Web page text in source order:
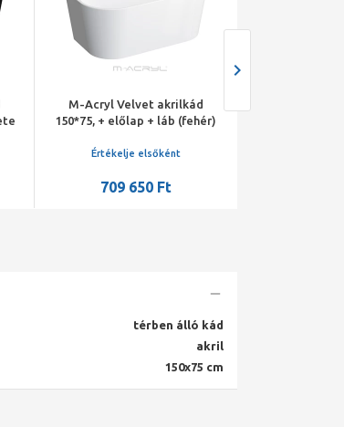
M-Acryl Velvet akrilkád
150*75, + előlap + láb (fehér)
Értékelje elsőként
709 650 Ft
térben álló kád
akril
150x75 cm